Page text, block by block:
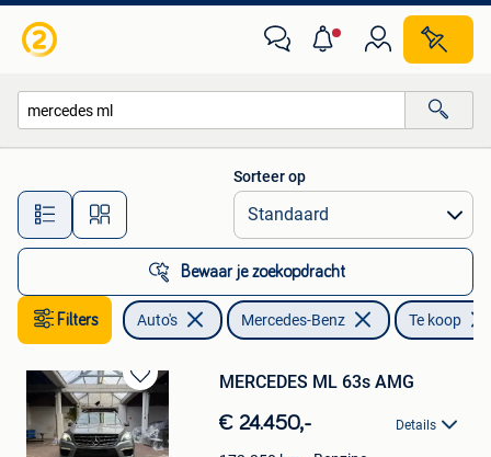
Alle afstanden…
Sorteer op
Bewaar je zoekopdracht
Filters Auto's Mercedes-Benz Te koop
Bewaren
in
Mijn
Favorieten
MERCEDES ML 63s AMG
€ 24.450,- Details